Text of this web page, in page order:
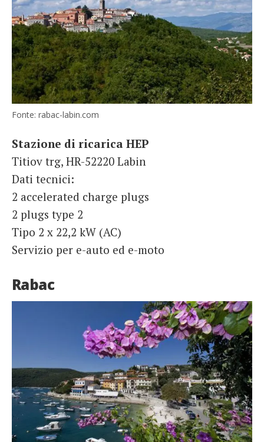
Fonte: rabac-labin.com
Stazione di ricarica HEP
Titiov trg, HR-52220 Labin
Dati tecnici:
2 accelerated charge plugs
2 plugs type 2
Tipo 2 x 22,2 kW (AC)
Servizio per e-auto ed e-moto
Rabac